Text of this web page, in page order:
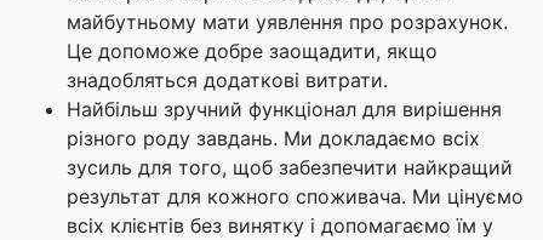
майбутньому мати уявлення про розрахунок.
Це допоможе добре заощадити, якщо
знадобляться додаткові витрати.
Найбільш зручний функціонал для вирішення
різного роду завдань. Ми докладаємо всіх
зусиль для того, щоб забезпечити найкращий
результат для кожного споживача. Ми цінуємо
всіх клієнтів без винятку і допомагаємо їм у